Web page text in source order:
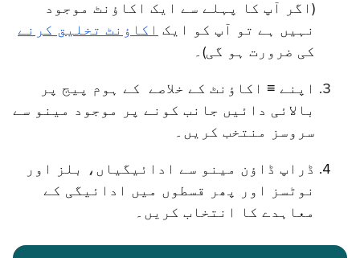
(اگر آپ کا پہلے سے ایک اکاؤنٹ موجود
نہیں ہے تو آپ کو ایک اکاؤنٹ تخلیق کرنے
کی ضرورت ہو گی)۔
اپنے ≡ اکاؤنٹ کے خلاصے کے ہوم پیج پر
بالائی دائیں جانب کونے پر موجود مینو سے
سروسز منتخب کریں۔
ڈراپ ڈاؤن مینو سے ادائیگیاں، بلز اور
نوٹسز اور پھر قسطوں میں ادائیگی کے
معاہدے کا انتخاب کریں۔